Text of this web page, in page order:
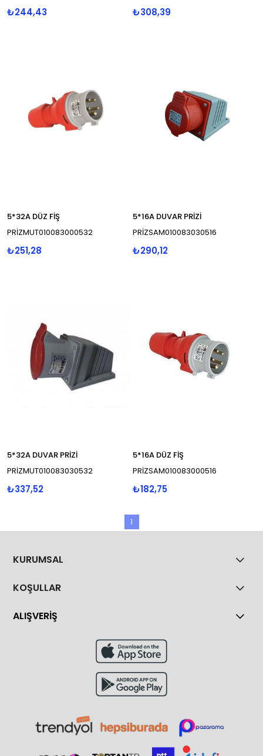
₺244,43 ₺308,39
5*32A DÜZ FİŞ
PRİZMUT010083000532
₺251,28
5*16A DUVAR PRİZİ
PRİZSAM010083030516
₺290,12
5*32A DUVAR PRİZİ
PRİZMUT010083030532
₺337,52
5*16A DÜZ FİŞ
PRİZSAM010083000516
₺182,75
1
KURUMSAL
KOŞULLAR
ALIŞVERİŞ